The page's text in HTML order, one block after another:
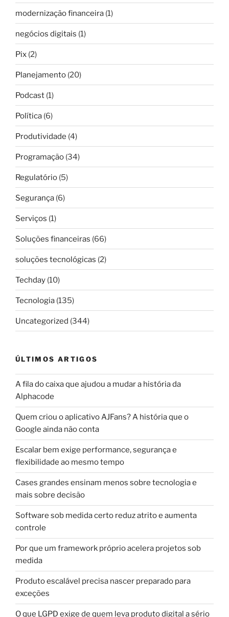
modernização financeira (1)
negócios digitais (1)
Pix (2)
Planejamento (20)
Podcast (1)
Política (6)
Produtividade (4)
Programação (34)
Regulatório (5)
Segurança (6)
Serviços (1)
Soluções financeiras (66)
soluções tecnológicas (2)
Techday (10)
Tecnologia (135)
Uncategorized (344)
ÚLTIMOS ARTIGOS
A fila do caixa que ajudou a mudar a história da
Alphacode
Quem criou o aplicativo AJFans? A história que o
Google ainda não conta
Escalar bem exige performance, segurança e
flexibilidade ao mesmo tempo
Cases grandes ensinam menos sobre tecnologia e
mais sobre decisão
Software sob medida certo reduz atrito e aumenta
controle
Por que um framework próprio acelera projetos sob
medida
Produto escalável precisa nascer preparado para
exceções
O que LGPD exige de quem leva produto digital a sério